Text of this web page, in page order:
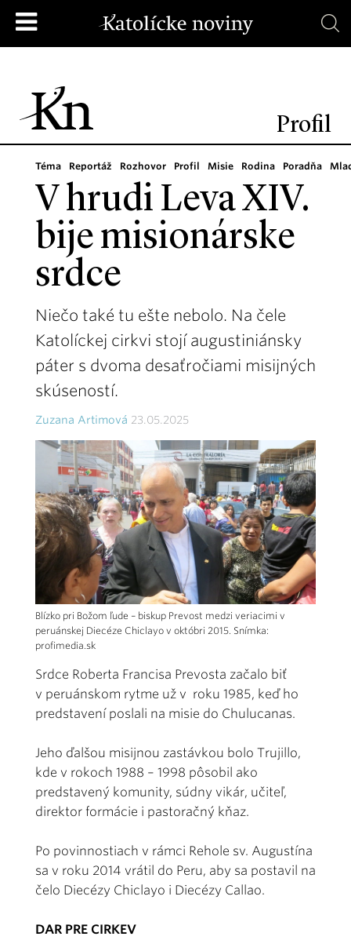
Profil
Téma Reportáž Rozhovor Profil Misie Rodina Poradňa
V hrudi Leva XIV.
bije misionárske
srdce
Niečo také tu ešte nebolo. Na čele
Katolíckej cirkvi stojí augustiniánsky
páter s dvoma desaťročiami misijných
skúseností.
Zuzana Artimová 23.05.2025
Blízko pri Božom ľude – biskup Prevost medzi veriacimi v
peruánskej Diecéze Chiclayo v októbri 2015. Snímka:
profimedia.sk
Srdce Roberta Francisa Prevosta začalo biť
v peruánskom rytme už v roku 1985, keď ho
predstavení poslali na misie do Chulucanas.
Jeho ďalšou misijnou zastávkou bolo Trujillo,
kde v rokoch 1988 – 1998 pôsobil ako
predstavený komunity, súdny vikár, učiteľ,
direktor formácie i pastoračný kňaz.
Po povinnostiach v rámci Rehole sv. Augustína
sa v roku 2014 vrátil do Peru, aby sa postavil na
čelo Diecézy Chiclayo i Diecézy Callao.
DAR PRE CIRKEV